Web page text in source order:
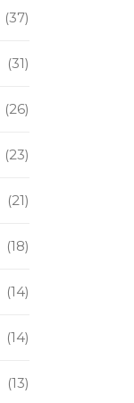
(37)
(31)
(26)
(23)
(21)
(18)
(14)
(14)
(13)